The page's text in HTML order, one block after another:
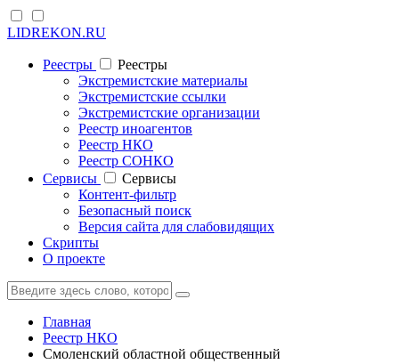
LIDREKON.RU
Реестры
Реестры
Экстремистские материалы
Экстремистские ссылки
Экстремистские организации
Реестр иноагентов
Реестр НКО
Реестр СОНКО
Cервисы
Cервисы
Контент-фильтр
Безопасный поиск
Версия сайта для слабовидящих
Скрипты
О проекте
Главная
Реестр НКО
Смоленский областной общественный